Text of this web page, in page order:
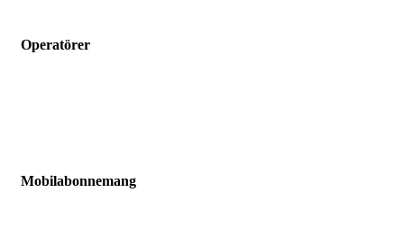
Operatörer
Mobilabonnemang